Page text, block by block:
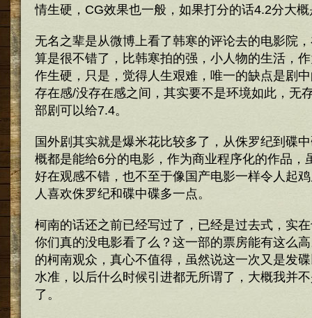
情生硬，CG效果也一般，如果打分的话4.2分大
无名之辈是从微博上看了韩寒的评论去的电影院
算是很不错了，比韩寒拍的强，小人物的生活，
作生硬，只是，觉得人生艰难，唯一的缺点是剧
存在感/没存在感之间，其实要不是环境如此，无
部剧可以给7.4。
国外剧其实就是爆米花比较多了，从侏罗纪到碟
概都是能给6分的电影，作为商业程序化的作品，
好在观感不错，也不至于像国产电影一样令人起
人喜欢侏罗纪和碟中碟多一点。
柯南的话还之前已经写过了，已经是过去式，实
你们真的没电影看了么？这一部的票房能有这么
的柯南观众，真心不值得，虽然说这一次又是发
水准，以后什么时候引进都无所谓了，大概我并
了。